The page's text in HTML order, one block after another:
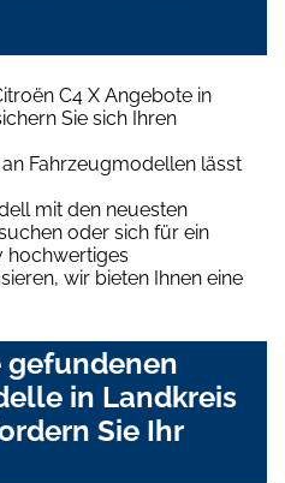
C4 X Angebote in
Sie sich Ihren
Fahrzeugmodellen lässt
mit den neuesten
oder sich für ein
hochwertiges
wir bieten Ihnen eine
gefundenen
in Landkreis
Sie Ihr